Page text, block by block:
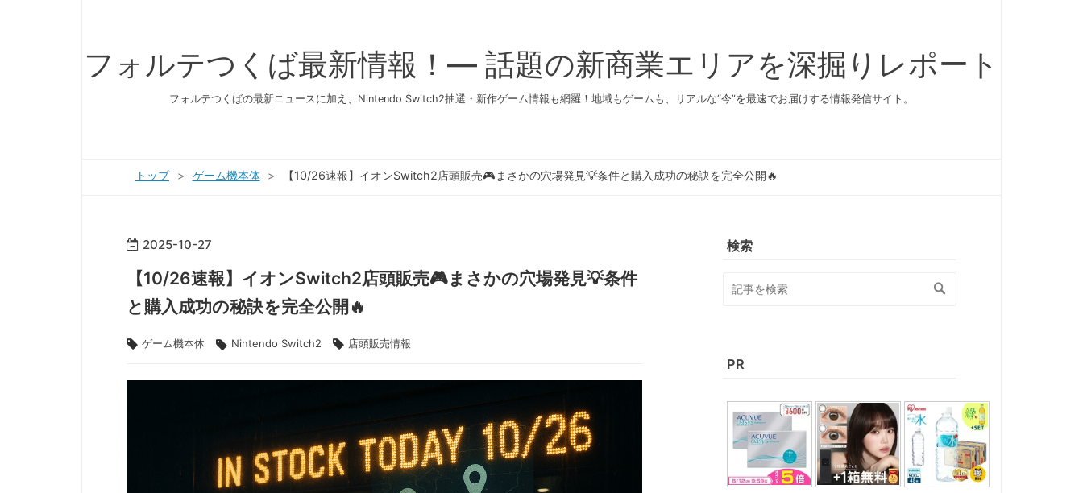
フォルテつくば最新情報！— 話題の新商業エリアを深掘りレポート
フォルテつくばの最新ニュースに加え、Nintendo Switch2抽選・新作ゲーム情報も網羅！地域もゲームも、リアルな“今”を最速でお届けする情報発信サイト。
トップ > ゲーム機本体 > 【10/26速報】イオンSwitch2店頭販売🎮まさかの穴場発見💡条件と購入成功の秘訣を完全公開🔥
2025-10-27
【10/26速報】イオンSwitch2店頭販売🎮まさかの穴場発見💡条件
と購入成功の秘訣を完全公開🔥
ゲーム機本体 Nintendo Switch2 店頭販売情報
検索
PR